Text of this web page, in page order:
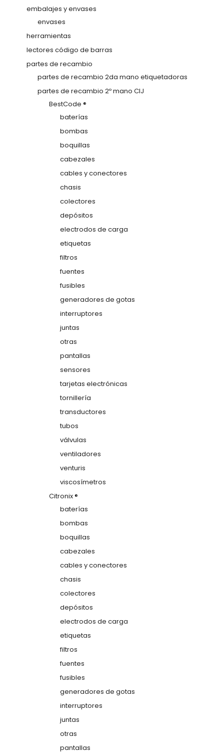
embalajes y envases
envases
herramientas
lectores código de barras
partes de recambio
partes de recambio 2da mano etiquetadoras
partes de recambio 2º mano CIJ
BestCode ®
baterías
bombas
boquillas
cabezales
cables y conectores
chasis
colectores
depósitos
electrodos de carga
etiquetas
filtros
fuentes
fusibles
generadores de gotas
interruptores
juntas
otras
pantallas
sensores
tarjetas electrónicas
tornillería
transductores
tubos
válvulas
ventiladores
venturis
viscosímetros
Citronix ®
baterías
bombas
boquillas
cabezales
cables y conectores
chasis
colectores
depósitos
electrodos de carga
etiquetas
filtros
fuentes
fusibles
generadores de gotas
interruptores
juntas
otras
pantallas